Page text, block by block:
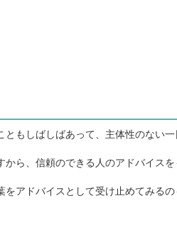
もしばしばあって、主体性のない一
ら、信頼のできる人のアドバイスを
アドバイスとして受け止めてみるの